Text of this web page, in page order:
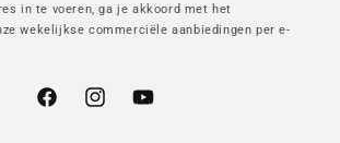
in te voeren, ga je akkoord met het
wekelijkse commerciële aanbiedingen per e-
FacebookInstagramYouTube